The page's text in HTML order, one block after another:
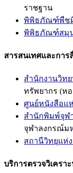
ราชฐาน
พิพิธภัณฑ์พืช
พิพิธภัณฑ์สมุ
สารสนเทศและการ
สำนักงานวิท
ทรัพยากร (ห
ศูนย์หนังสือแ
สำนักพิมพ์จุฬ
จุฬาลงกรณ์ม
สถานีวิทยุแห่
บริการตรวจวิเคร